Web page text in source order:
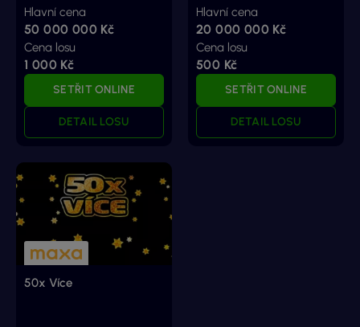
Hlavní cena
50 000 000 Kč
Cena losu
1 000 Kč
SETŘIT ONLINE
DETAIL LOSU
Hlavní cena
20 000 000 Kč
Cena losu
500 Kč
SETŘIT ONLINE
DETAIL LOSU
50x Více